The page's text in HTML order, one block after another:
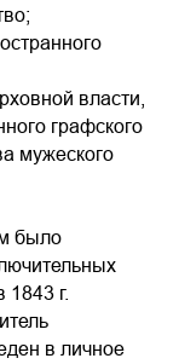
власти,
графского
мужеского
было
г.
в личное